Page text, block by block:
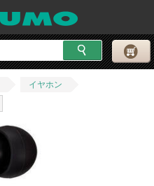
イヤホン